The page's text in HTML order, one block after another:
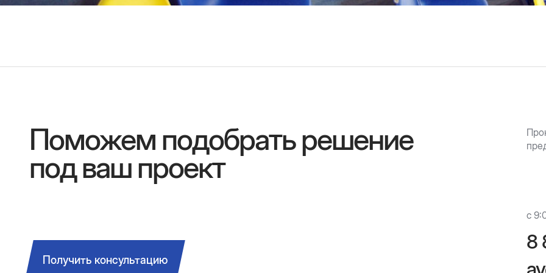
Поможем подобрать решение
под ваш проект
Получить консультацию
с
8